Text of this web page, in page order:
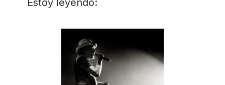
Estoy leyendo: